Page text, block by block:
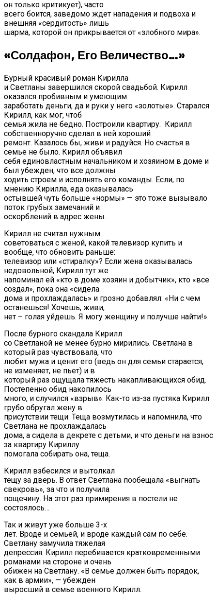
он только критикует), часто
всего боится, заведомо ждет нападения и подвоха и
внешняя «сердитость» лишь
шарма, которой он прикрывается от «злобного мира».
«Солдафон, Его Величество…»
Бурный красивый роман Кирилла
и Светланы завершился скорой свадьбой. Кирилл
оказался пробивным и умеющим
заработать деньги, да и руки у него «золотые». Старался
Кирилл, как мог, чтоб
семья жила не бедно. Построили квартиру. Кирилл
собственноручно сделал в ней хороший
ремонт. Казалось бы, живи и радуйся. Но счастья в
семье не было. Кирилл объявил
себя единовластным начальником и хозяином в доме и
был убежден, что все должны
ходить строем и исполнять его команды. Если, по
мнению Кирилла, еда оказывалась
остывшей чуть больше «нормы» — это тоже вызывало
поток грубых замечаний и
оскорблений в адрес жены.
Кирилл не считал нужным
советоваться с женой, какой телевизор купить и
вообще, что обновить раньше:
телевизор или «стиралку»? Если жена оказывалась
недовольной, Кирилл тут же
напоминал ей «кто в доме хозяин и добытчик», кто «все
создал», пока она «сидела
дома и прохлаждалась» и грозно добавлял: «Ни с чем
останешься! Хочешь, живи,
нет – голая уйдешь. Я могу женщину и получше найти!».
После бурного скандала Кирилл
со Светланой не менее бурно мирились. Светлана в
который раз чувствовала, что
любит мужа и ценит его (ведь он для семьи старается,
не изменяет, не пьет) и в
который раз ощущала тяжесть накапливающихся обид.
Постепенно обид накопилось
много, и случился «взрыв». Как-то из-за пустяка Кирилл
грубо обругал жену в
присутствии тещи. Теща возмутилась и напомнила, что
Светлана не прохлаждалась
дома, а сидела в декрете с детьми, и что деньги на взнос
за квартиру Кириллу
помогала собирать она, теща.
Кирилл взбесился и вытолкал
тещу за дверь. В ответ Светлана пообещала «выгнать
свекровь», за что и получила
пощечину. На этот раз примирения в постели не
состоялось…
Так и живут уже больше 3-х
лет. Вроде и семьей, и вроде каждый сам по себе.
Светлану замучила тяжелая
депрессия. Кирилл перебивается кратковременными
романами на стороне и очень
обижен на Светлану. «В семье должен быть порядок,
как в армии», — убежден
выросший в семье военного Кирилл.